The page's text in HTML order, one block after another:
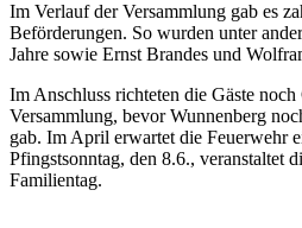
Im Verlauf der Versammlung gab es
Beförderungen. So wurden unter
Jahre sowie Ernst Brandes und
Im Anschluss richteten die Gäste
Versammlung, bevor Wunnenberg
gab. Im April erwartet die Feuerwehr
Pfingstsonntag, den 8.6., veranstaltet
Familientag.